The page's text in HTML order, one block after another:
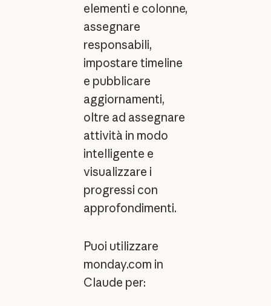
elementi e colonne,
assegnare
responsabili,
impostare timeline
e pubblicare
aggiornamenti,
oltre ad assegnare
attività in modo
intelligente e
visualizzare i
progressi con
approfondimenti.
Puoi utilizzare
monday.com in
Claude per: